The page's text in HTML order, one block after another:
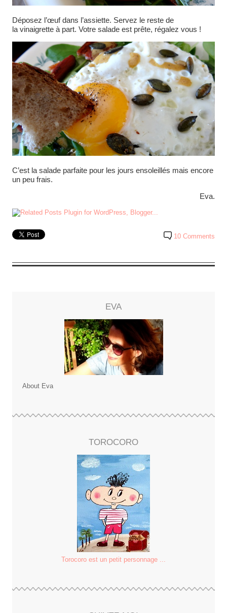
Déposez l’œuf dans l’assiette. Servez le reste de
la vinaigrette à part. Votre salade est prête, régalez vous !
C’est la salade parfaite pour les jours ensoleillés mais encore
un peu frais.
Eva.
10 Comments
EVA
About Eva
TOROCORO
Torocoro est un petit personnage ...